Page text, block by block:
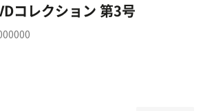
コレクション 第3号